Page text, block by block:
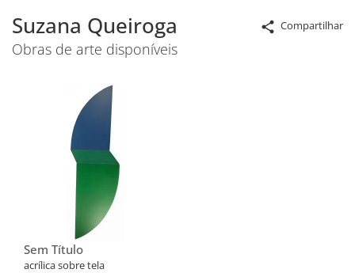
Compartilhar
Suzana Queiroga
Obras de arte disponíveis
Sem Título
acrílica sobre tela